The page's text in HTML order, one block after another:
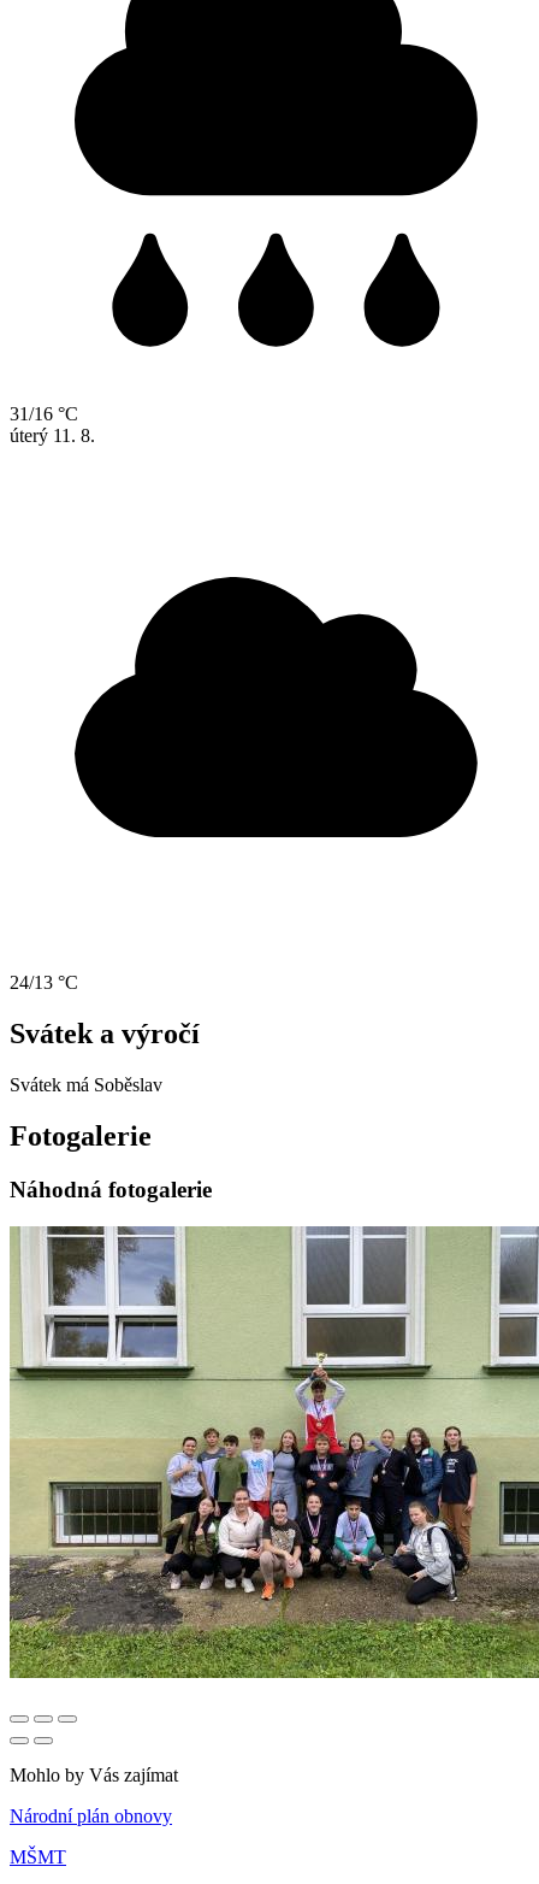
31/16 °C
úterý 11. 8.
24/13 °C
Svátek a výročí
Svátek má Soběslav
Fotogalerie
Náhodná fotogalerie
Mohlo by Vás zajímat
Národní plán obnovy
MŠMT